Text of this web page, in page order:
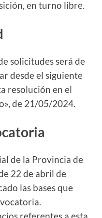
en turno libre.
solicitudes será de
desde el siguiente
resolución en el
de 21/05/2024.
de la Provincia de
22 de abril de
las bases que